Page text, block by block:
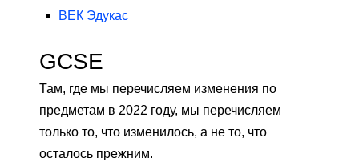
ВЕК Эдукас
GCSE
Там, где мы перечисляем изменения по
предметам в 2022 году, мы перечисляем
только то, что изменилось, а не то, что
осталось прежним.